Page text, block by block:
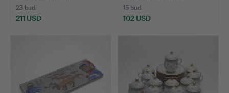
23 bud
211 USD
15 bud
102 USD